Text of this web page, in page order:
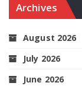
Archives
August 2026
July 2026
June 2026